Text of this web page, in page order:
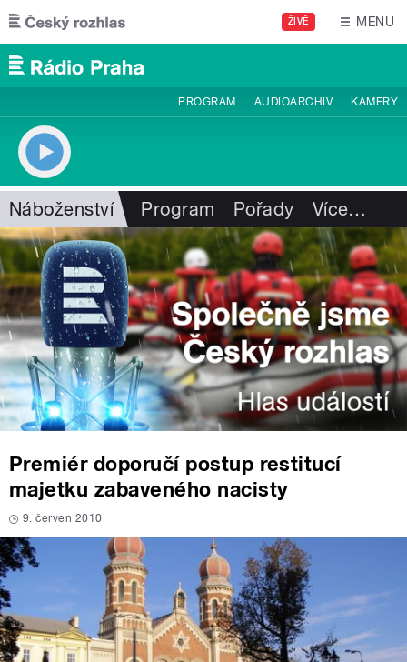
Přejít k hlavnímu obsahu
ŽIVĚ MENU
PROGRAM AUDIOARCHIV KAMERY
Náboženství Program Pořady Více…
Premiér doporučí postup restitucí
majetku zabaveného nacisty
9. červen 2010